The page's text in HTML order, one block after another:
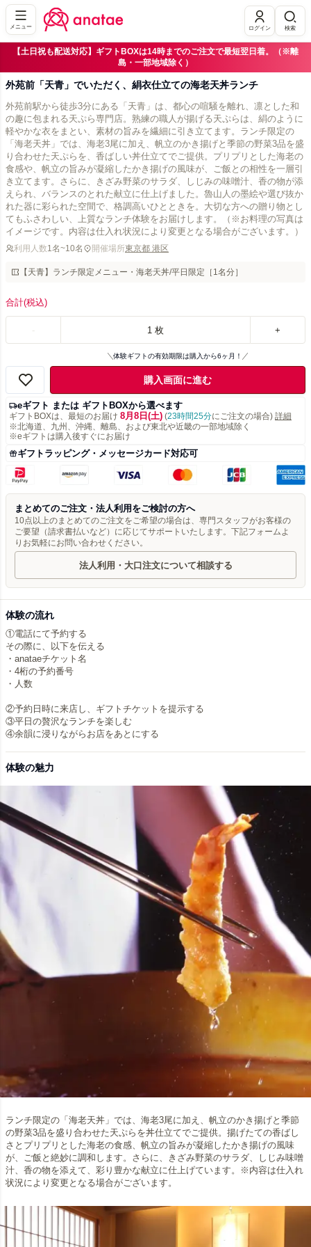
メニュー ログイン 検索
【土日祝も配送対応】ギフトBOXは14時までのご注文で最短翌日着。（※離
島・一部地域除く）
外苑前「天青」でいただく、絹衣仕立ての海老天丼ランチ
外苑前駅から徒歩3分にある「天青」は、都心の喧騒を離れ、凛とした和
の趣に包まれる天ぷら専門店。熟練の職人が揚げる天ぷらは、絹のように
軽やかな衣をまとい、素材の旨みを繊細に引き立てます。ランチ限定の
「海老天丼」では、海老3尾に加え、帆立のかき揚げと季節の野菜3品を盛
り合わせた天ぷらを、香ばしい丼仕立てでご提供。プリプリとした海老の
食感や、帆立の旨みが凝縮したかき揚げの風味が、ご飯との相性を一層引
き立てます。さらに、きざみ野菜のサラダ、しじみの味噌汁、香の物が添
えられ、バランスのとれた献立に仕上げました。魯山人の墨絵や選び抜か
れた器に彩られた空間で、格調高いひとときを。大切な方への贈り物とし
てもふさわしい、上質なランチ体験をお届けします。（※お料理の写真は
イメージです。内容は仕入れ状況により変更となる場合がございます。）
利用人数1名~10名 開催場所東京都 港区
【天青】ランチ限定メニュー・海老天丼/平日限定［1名分］
合計(税込)
- 1 枚 +
体験ギフトの有効期限は購入から6ヶ月！
購入画面に進む
eギフト または ギフトBOXから選べます
ギフトBOXは、最短のお届け 8月8日(土) (23時間25分にご注文の場合) 詳細
※北海道、九州、沖縄、離島、および東北や近畿の一部地域除く
※eギフトは購入後すぐにお届け
ギフトラッピング・メッセージカード対応可
まとめてのご注文・法人利用をご検討の方へ
10点以上のまとめてのご注文をご希望の場合は、専門スタッフがお客様の
ご要望（請求書払いなど）に応じてサポートいたします。下記フォームよ
りお気軽にお問い合わせください。
法人利用・大口注文について相談する
体験の流れ
①電話にて予約する
その際に、以下を伝える
・anataeチケット名
・4桁の予約番号
・人数
②予約日時に来店し、ギフトチケットを提示する
③平日の贅沢なランチを楽しむ
④余韻に浸りながらお店をあとにする
体験の魅力
ランチ限定の「海老天丼」では、海老3尾に加え、帆立のかき揚げと季節
の野菜3品を盛り合わせた天ぷらを丼仕立てでご提供。揚げたての香ばし
さとプリプリとした海老の食感、帆立の旨みが凝縮したかき揚げの風味
が、ご飯と絶妙に調和します。さらに、きざみ野菜のサラダ、しじみ味噌
汁、香の物を添えて、彩り豊かな献立に仕上げています。※内容は仕入れ
状況により変更となる場合がございます。